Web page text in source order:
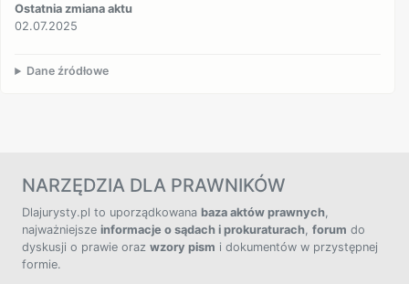
Ostatnia zmiana aktu
02.07.2025
Dane źródłowe
NARZĘDZIA DLA PRAWNIKÓW
Dlajurysty.pl to uporządkowana baza aktów prawnych,
najważniejsze informacje o sądach i prokuraturach, forum do
dyskusji o prawie oraz wzory pism i dokumentów w przystępnej
formie.